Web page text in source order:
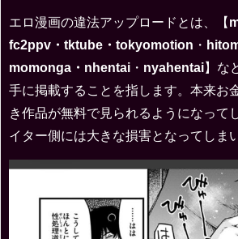
エロ漫画の違法アップロードとは、【
fc2ppv・tktube・tokyomotion ・
momonga・nhentai ・ nyahentai】な
手に掲載することを指します。本来お
き作品が無料で見られるようになって
イター側には大きな損害となってしま